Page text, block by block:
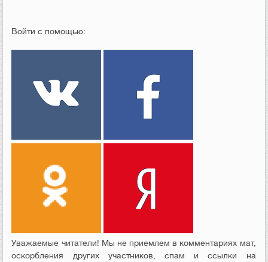
Войти с помощью:
Уважаемые читатели! Мы не приемлем в комментариях мат,
оскорбления других участников, спам и ссылки на